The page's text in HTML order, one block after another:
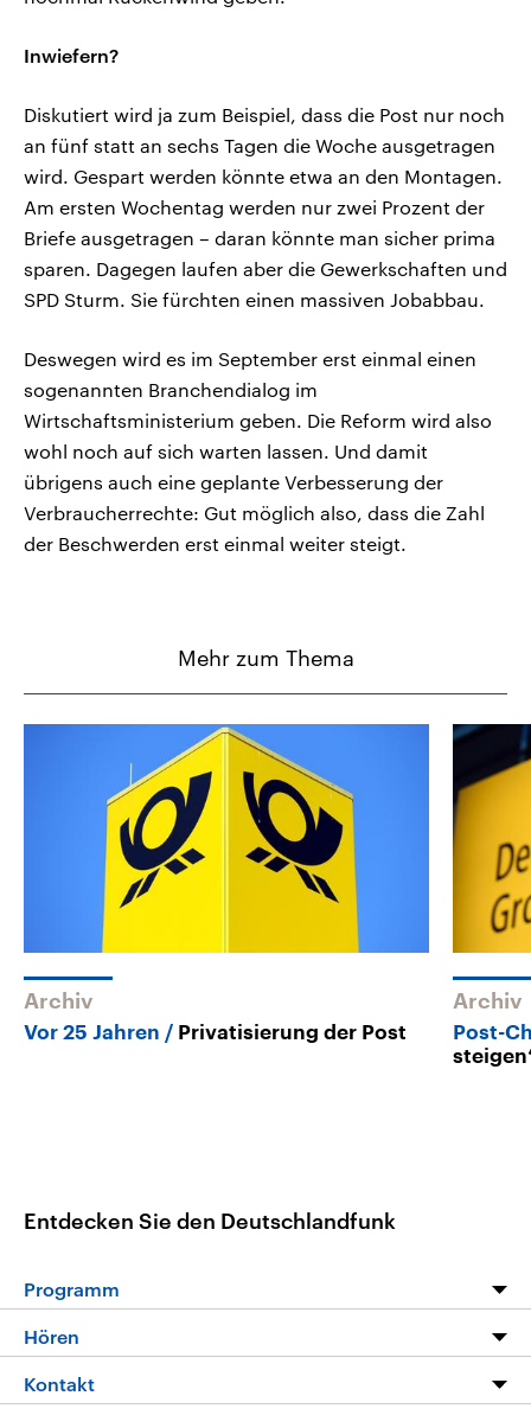
Inwiefern?
Diskutiert wird ja zum Beispiel, dass die Post nur noch
an fünf statt an sechs Tagen die Woche ausgetragen
wird. Gespart werden könnte etwa an den Montagen.
Am ersten Wochentag werden nur zwei Prozent der
Briefe ausgetragen – daran könnte man sicher prima
sparen. Dagegen laufen aber die Gewerkschaften und
SPD Sturm. Sie fürchten einen massiven Jobabbau.
Deswegen wird es im September erst einmal einen
sogenannten Branchendialog im
Wirtschaftsministerium geben. Die Reform wird also
wohl noch auf sich warten lassen. Und damit
übrigens auch eine geplante Verbesserung der
Verbraucherrechte: Gut möglich also, dass die Zahl
der Beschwerden erst einmal weiter steigt.
Mehr zum Thema
Archiv
Vor 25 Jahren Privatisierung der Post
Archiv
Post-
Entdecken Sie den Deutschlandfunk
Programm
Programm
Die Nachrichten
Hören
Livestream
Kontakt